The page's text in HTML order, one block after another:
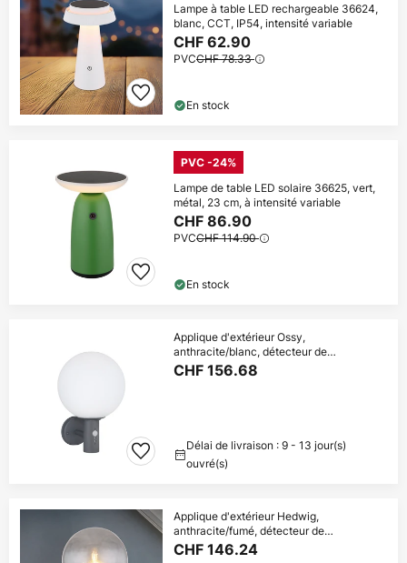
Lampe à table LED rechargeable 36624,
blanc, CCT, IP54, intensité variable
CHF 62.90
PVCCHF 78.33
En stock
PVC -24%
Lampe de table LED solaire 36625, vert,
métal, 23 cm, à intensité variable
CHF 86.90
PVCCHF 114.90
En stock
Applique d'extérieur Ossy,
anthracite/blanc, détecteur de
mouvement, IP44, E27
CHF 156.68
Délai de livraison : 9 - 13 jour(s)
ouvré(s)
Applique d'extérieur Hedwig,
anthracite/fumé, détecteur de
mouvement, IP44, E27
CHF 146.24